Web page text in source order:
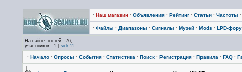
· Наш магазин· Объявления· Рейтинг· Статьи· Частоты ·
· Файлы · Диапазоны · Сигналы · Музей· Mods · LPD-
На сайте: гостей - 76,
участников - 1 [ sidr-11]
· Начало· Опросы · События· Статистика · Поиск· Регистрация· Правила · FAQ·